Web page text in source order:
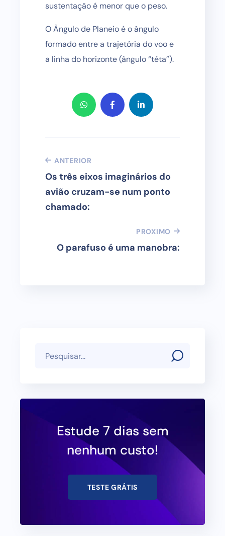
sustentação é menor que o peso.
O Ângulo de Planeio é o ângulo
formado entre a trajetória do voo e
a linha do horizonte (ângulo “téta”).
ANTERIOR
Os três eixos imaginários do
avião cruzam-se num ponto
chamado:
PROXIMO
O parafuso é uma manobra:
Estude 7 dias sem
nenhum custo!
TESTE GRÁTIS